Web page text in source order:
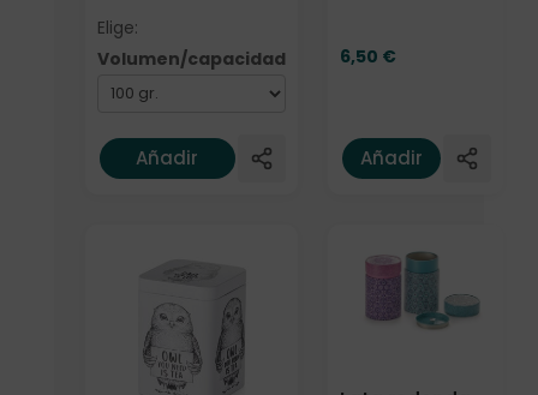
Elige:
Volumen/capacidad
Añadir
6,50 €
Añadir